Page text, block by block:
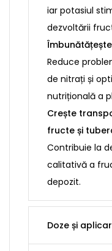
iar potasiul
dezvoltării
Reduce
de nitrați și
nutrițională a
Crește
fructe și
Contribuie la
calitativă a
depozit.
Doze și